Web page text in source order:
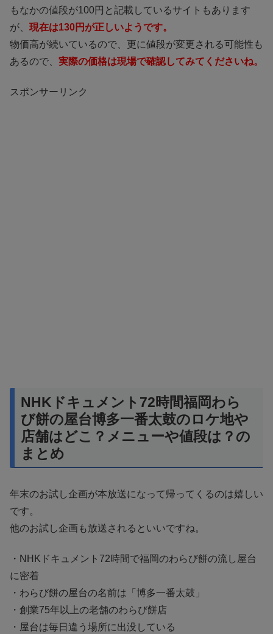
もなかの値段が100円と記載しているサイトもあります
が、 現在は130円が正しいようです。
物価高が続いているので、更に値段が変更される可能性も
あるので、 実際の価格は現場で確認してみてくださいね。
スポンサーリンク
NHKドキュメント72時間福岡わら
び餅の屋台博多一番太鼓のロケ地や
店舗はどこ？メニューや値段は？の
まとめ
年末のお試し企画が本放送になって帰ってくるのは嬉しい
です。
他のお試し企画も放送されるといいですね。
・NHKドキュメント72時間で福岡のわらび餅の流し屋台
に密着
・わらび餅の屋台の名前は「博多一番太鼓」
・創業75年以上の老舗のわらび餅店
・屋台は毎日違う場所に出没している